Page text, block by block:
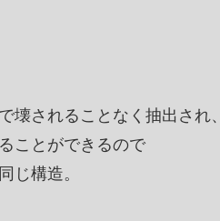
壊されることなく抽出され、
ことができるので
じ構造。